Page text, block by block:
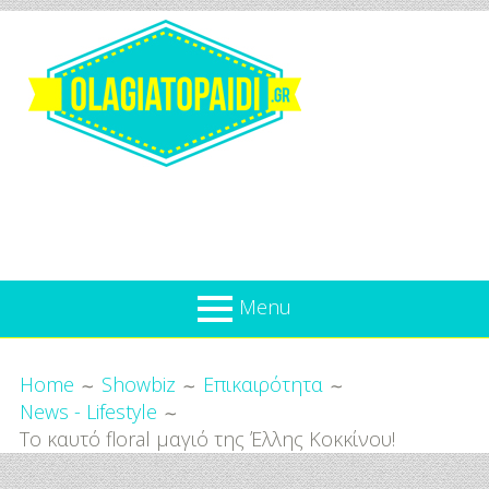
content
Menu
Για
το
Παιδί
Επικαιρότητα
Προσφορές
Home Showbiz
Επικαιρότητα
News - Lifestyle
Το καυτό floral μαγιό της Έλλης Κοκκίνου!